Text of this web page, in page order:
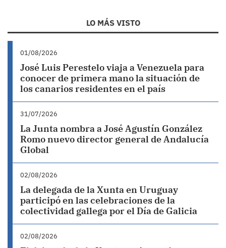
LO MÁS VISTO
01/08/2026
José Luis Perestelo viaja a Venezuela para
conocer de primera mano la situación de
los canarios residentes en el país
31/07/2026
La Junta nombra a José Agustín González
Romo nuevo director general de Andalucía
Global
02/08/2026
La delegada de la Xunta en Uruguay
participó en las celebraciones de la
colectividad gallega por el Día de Galicia
02/08/2026